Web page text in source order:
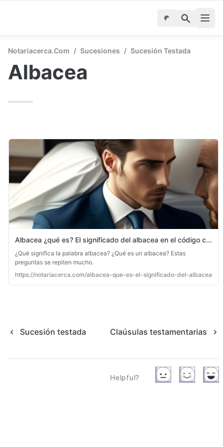
Notariacerca.com / Sucesiones / Sucesión Testada
Albacea
Albacea ¿qué es? El significado del albacea en el código civil
¿Qué significa la palabra albacea? ¿Qué es un albacea? Estas
preguntas se repiten mucho.
https://notariacerca.com/albacea-que-es-el-significado-del-albacea-
Sucesión testada Claúsulas testamentarias
Helpful?